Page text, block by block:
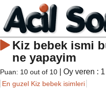
Kiz bebek ismi
ne yapayim
Puan: 10 out of 10 | Oy veren : 1
En guzel Kiz bebek isimleri